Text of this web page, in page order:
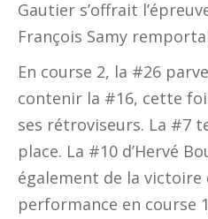
Gautier s’offrait
François Samy
En course 2, la #26
contenir la #16, cette
ses rétroviseurs. La #7
place. La #10 d’Hervé
également de la victoire
performance en course